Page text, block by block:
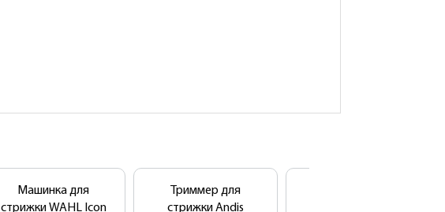
Машинка для
стрижки WAHL Icon
Триммер для
стрижки Andis